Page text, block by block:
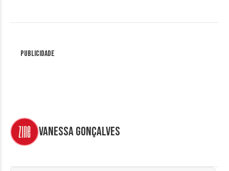
Publicidade
Vanessa Gonçalves